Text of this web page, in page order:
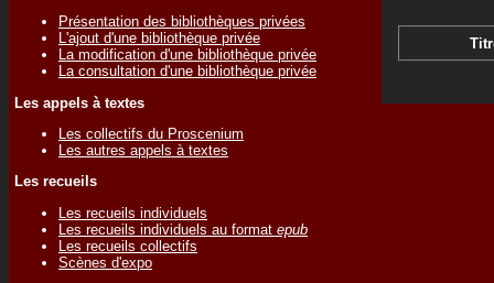
Présentation des bibliothèques privées
L'ajout d'une bibliothèque privée
La modification d'une bibliothèque privée
La consultation d'une bibliothèque privée
Les appels à textes
Les collectifs du Proscenium
Les autres appels à textes
Les recueils
Les recueils individuels
Les recueils individuels au format epub
Les recueils collectifs
Scènes d'expo